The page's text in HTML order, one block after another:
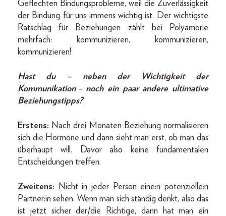
Geflechten Bindungsprobleme, weil die Zuverlässigkeit
der Bindung für uns immens wichtig ist. Der wichtigste
Ratschlag für Beziehungen zählt bei Polyamorie
mehrfach: kommunizieren, kommunizieren,
kommunizieren!
Hast du – neben der Wichtigkeit der
Kommunikation – noch ein paar andere ultimative
Beziehungstipps?
Erstens: Nach drei Monaten Beziehung normalisieren
sich die Hormone und dann sieht man erst, ob man das
überhaupt will. Davor also keine fundamentalen
Entscheidungen treffen.
Zweitens:
Nicht in jeder Person eine:n potenzielle:n
Partner:in sehen. Wenn man sich ständig denkt, also das
ist jetzt sicher der/die Richtige, dann hat man ein